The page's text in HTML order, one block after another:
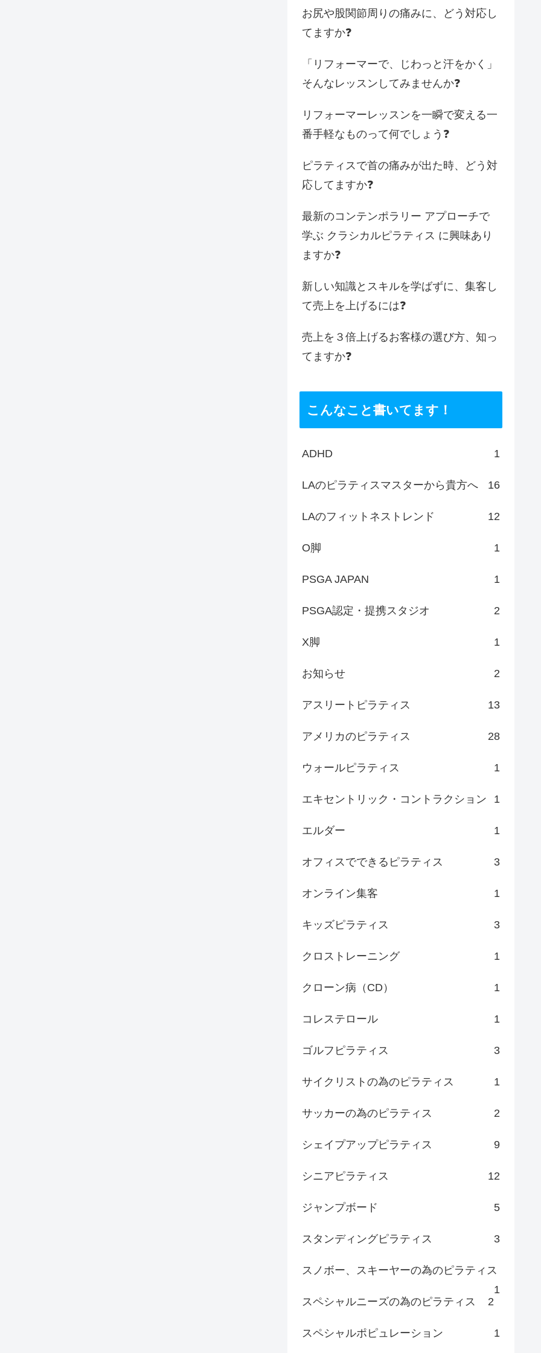
お尻や股関節周りの痛みに、どう対応し
てますか❓
「リフォーマーで、じわっと汗をかく」
そんなレッスンしてみませんか❓
リフォーマーレッスンを一瞬で変える一
番手軽なものって何でしょう❓
ピラティスで首の痛みが出た時、どう対
応してますか❓
最新のコンテンポラリー アプローチで
学ぶ クラシカルピラティス に興味あり
ますか❓
新しい知識とスキルを学ばずに、集客し
て売上を上げるには❓
売上を３倍上げるお客様の選び方、知っ
てますか❓
こんなこと書いてます！
ADHD 1
LAのピラティスマスターから貴方へ 16
LAのフィットネストレンド 12
O脚 1
PSGA JAPAN 1
PSGA認定・提携スタジオ 2
X脚 1
お知らせ 2
アスリートピラティス 13
アメリカのピラティス 28
ウォールピラティス 1
エキセントリック・コントラクション 1
エルダー 1
オフィスでできるピラティス 3
オンライン集客 1
キッズピラティス 3
クロストレーニング 1
クローン病（CD） 1
コレステロール 1
ゴルフピラティス 3
サイクリストの為のピラティス 1
サッカーの為のピラティス 2
シェイプアップピラティス 9
シニアピラティス 12
ジャンプボード 5
スタンディングピラティス 3
スノボー、スキーヤーの為のピラティス
1
スペシャルニーズの為のピラティス
2
スペシャルポピュレーション 1